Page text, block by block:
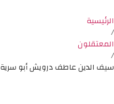
الرئيسية
/
المعتقلون
/
سيف الدين عاطف درويش أبو سرية